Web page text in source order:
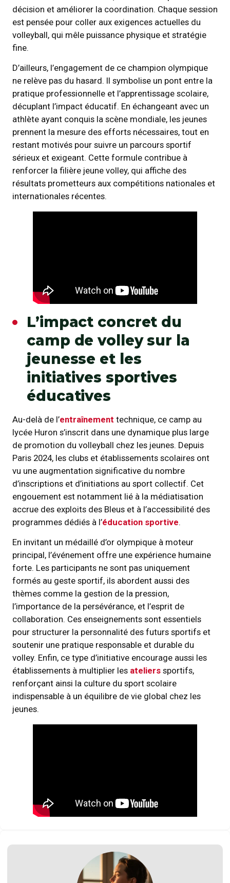
décision et améliorer la coordination. Chaque session
est pensée pour coller aux exigences actuelles du
volleyball, qui mêle puissance physique et stratégie
fine.
D’ailleurs, l’engagement de ce champion olympique
ne relève pas du hasard. Il symbolise un pont entre la
pratique professionnelle et l’apprentissage scolaire,
décuplant l’impact éducatif. En échangeant avec un
athlète ayant conquis la scène mondiale, les jeunes
prennent la mesure des efforts nécessaires, tout en
restant motivés pour suivre un parcours sportif
sérieux et exigeant. Cette formule contribue à
renforcer la filière jeune volley, qui affiche des
résultats prometteurs aux compétitions nationales et
internationales récentes.
L’impact concret du
camp de volley sur la
jeunesse et les
initiatives sportives
éducatives
Au-delà de l’entraînement technique, ce camp au
lycée Huron s’inscrit dans une dynamique plus large
de promotion du volleyball chez les jeunes. Depuis
Paris 2024, les clubs et établissements scolaires ont
vu une augmentation significative du nombre
d’inscriptions et d’initiations au sport collectif. Cet
engouement est notamment lié à la médiatisation
accrue des exploits des Bleus et à l’accessibilité des
programmes dédiés à l’éducation sportive.
En invitant un médaillé d’or olympique à moteur
principal, l’événement offre une expérience humaine
forte. Les participants ne sont pas uniquement
formés au geste sportif, ils abordent aussi des
thèmes comme la gestion de la pression,
l’importance de la persévérance, et l’esprit de
collaboration. Ces enseignements sont essentiels
pour structurer la personnalité des futurs sportifs et
soutenir une pratique responsable et durable du
volley. Enfin, ce type d’initiative encourage aussi les
établissements à multiplier les ateliers sportifs,
renforçant ainsi la culture du sport scolaire
indispensable à un équilibre de vie global chez les
jeunes.